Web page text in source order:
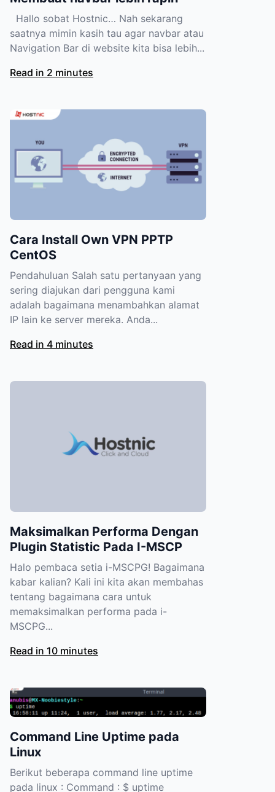
Hallo sobat Hostnic… Nah sekarang
saatnya mimin kasih tau agar navbar atau
Navigation Bar di website kita bisa lebih...
Read in 2 minutes
Cara Install Own VPN PPTP
CentOS
Pendahuluan Salah satu pertanyaan yang
sering diajukan dari pengguna kami
adalah bagaimana menambahkan alamat
IP lain ke server mereka. Anda...
Read in 4 minutes
Maksimalkan Performa Dengan
Plugin Statistic Pada I-MSCP
Halo pembaca setia i-MSCPG! Bagaimana
kabar kalian? Kali ini kita akan membahas
tentang bagaimana cara untuk
memaksimalkan performa pada i-
MSCPG...
Read in 10 minutes
Command Line Uptime pada
Linux
Berikut beberapa command line uptime
pada linux : Command : $ uptime